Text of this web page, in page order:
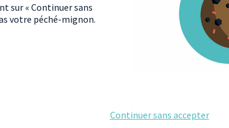
dans les prochains jours à ma demande
mette en place pour qu’après le Pinel j’ai un
officielle à la Réunion
sur « Continuer sans
votre péché-mignon.
Continuer sans accepter